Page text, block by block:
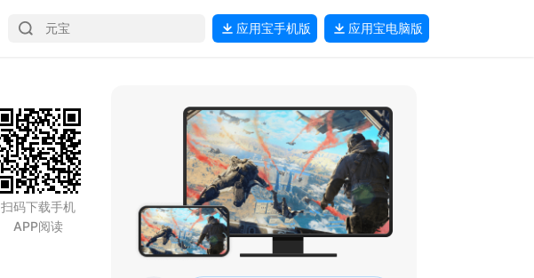
应用宝手机版 应用宝电脑版
扫码下载手机
APP阅读